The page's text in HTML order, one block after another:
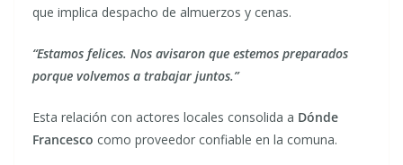
que implica despacho de almuerzos y cenas.
“Estamos felices. Nos avisaron que estemos preparados
porque volvemos a trabajar juntos.”
Esta relación con actores locales consolida a Dónde
Francesco como proveedor confiable en la comuna.